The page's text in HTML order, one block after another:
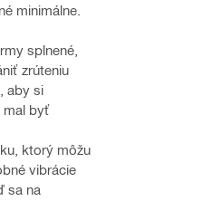
minimálne.
splnené,
zrúteniu
aby si
mal byť
ktorý môžu
vibrácie
sa na